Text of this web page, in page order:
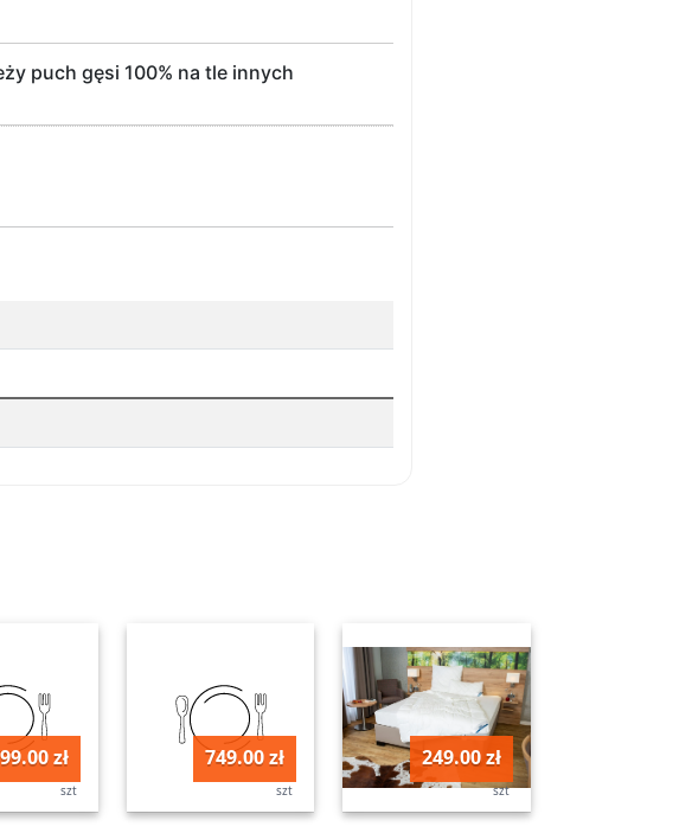
puch gęsi 100% na tle innych
zł
szt
749.00 zł
szt
249.00 zł
szt